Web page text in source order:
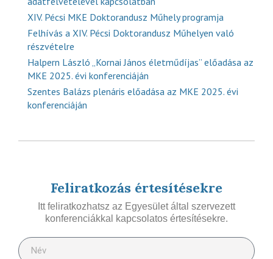
XIV. Pécsi MKE Doktorandusz Műhely programja
Felhívás a XIV. Pécsi Doktorandusz Műhelyen való
részvételre
Halpern László „Kornai János életműdíjas” előadása az
MKE 2025. évi konferenciáján
Szentes Balázs plenáris előadása az MKE 2025. évi
konferenciáján
Feliratkozás értesítésekre
Itt feliratkozhatsz az Egyesület által szervezett
konferenciákkal kapcsolatos értesítésekre.